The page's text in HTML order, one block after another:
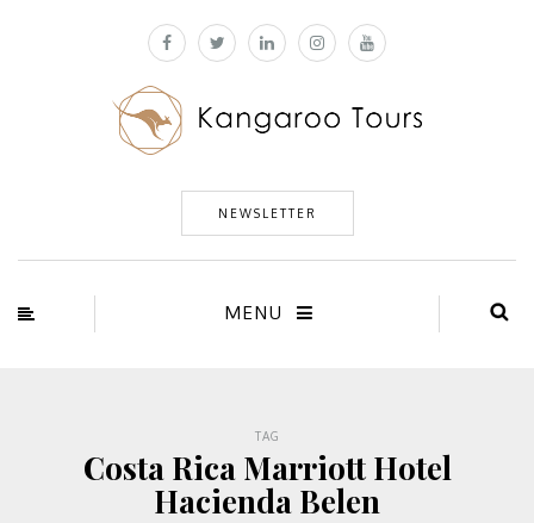
NEWSLETTER
MENU
TAG
Costa Rica Marriott Hotel
Hacienda Belen